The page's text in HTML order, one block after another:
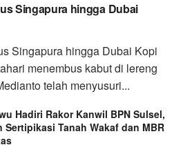
Singapura hingga Dubai
Singapura hingga Dubai Kopi
menembus kabut di lereng
telah menyusuri...
Hadiri Rakor Kanwil BPN Sulsel,
Sertipikasi Tanah Wakaf dan MBR